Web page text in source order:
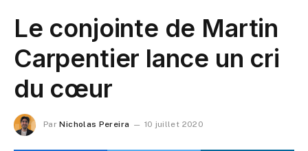
Le conjointe de Martin
Carpentier lance un cri
du cœur
Par Nicholas Pereira 10 juillet 2020